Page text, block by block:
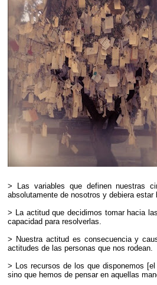
> Las variables que definen nuestras
absolutamente de nosotros y debiera estar
> La actitud que decidimos tomar hacia
capacidad para resolverlas.
> Nuestra actitud es consecuencia y
actitudes de las personas que nos rodean.
> Los recursos de los que disponemos
sino que hemos de pensar en aquellas